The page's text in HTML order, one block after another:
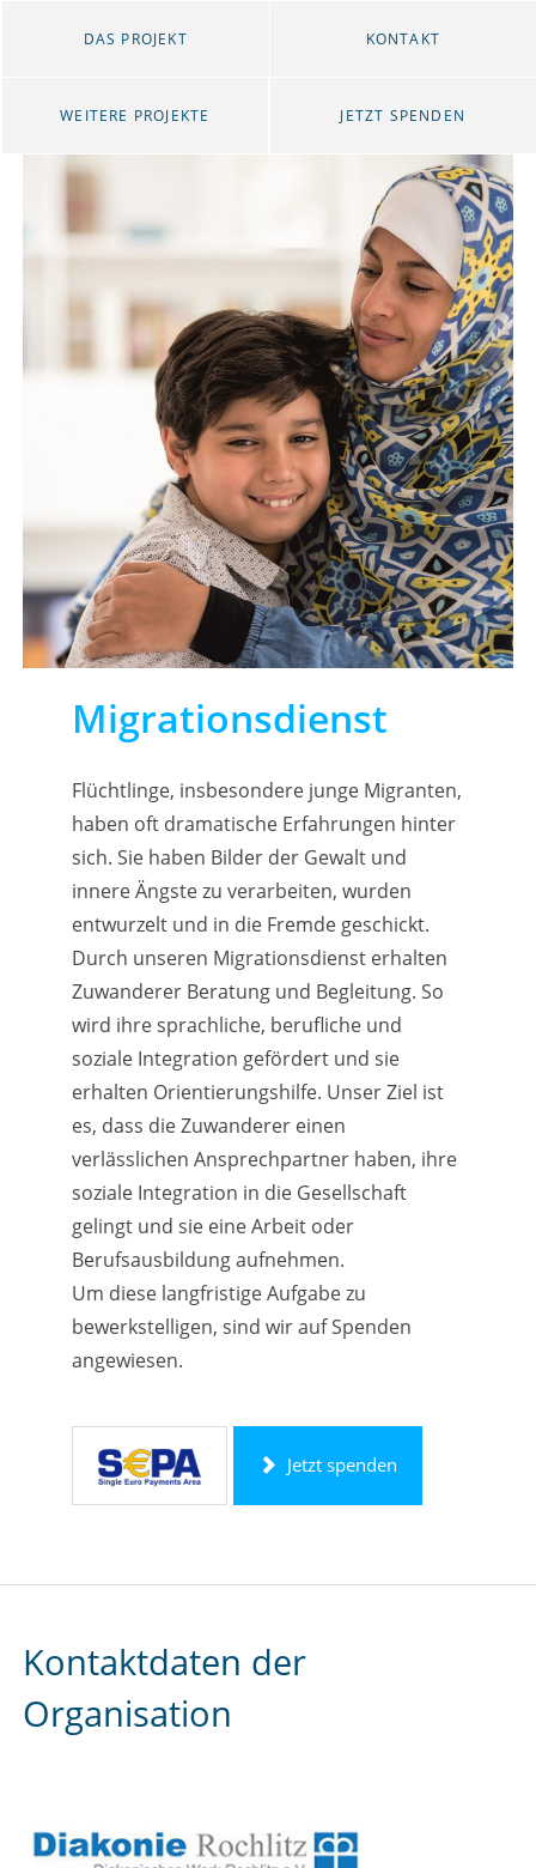
DAS PROJEKT KONTAKT
WEITERE PROJEKTE JETZT SPENDEN
Migrationsdienst
Flüchtlinge, insbesondere junge Migranten,
haben oft dramatische Erfahrungen hinter
sich. Sie haben Bilder der Gewalt und
innere Ängste zu verarbeiten, wurden
entwurzelt und in die Fremde geschickt.
Durch unseren Migrationsdienst erhalten
Zuwanderer Beratung und Begleitung. So
wird ihre sprachliche, berufliche und
soziale Integration gefördert und sie
erhalten Orientierungshilfe. Unser Ziel ist
es, dass die Zuwanderer einen
verlässlichen Ansprechpartner haben, ihre
soziale Integration in die Gesellschaft
gelingt und sie eine Arbeit oder
Berufsausbildung aufnehmen.
Um diese langfristige Aufgabe zu
bewerkstelligen, sind wir auf Spenden
angewiesen.
Jetzt spenden
Kontaktdaten der
Organisation